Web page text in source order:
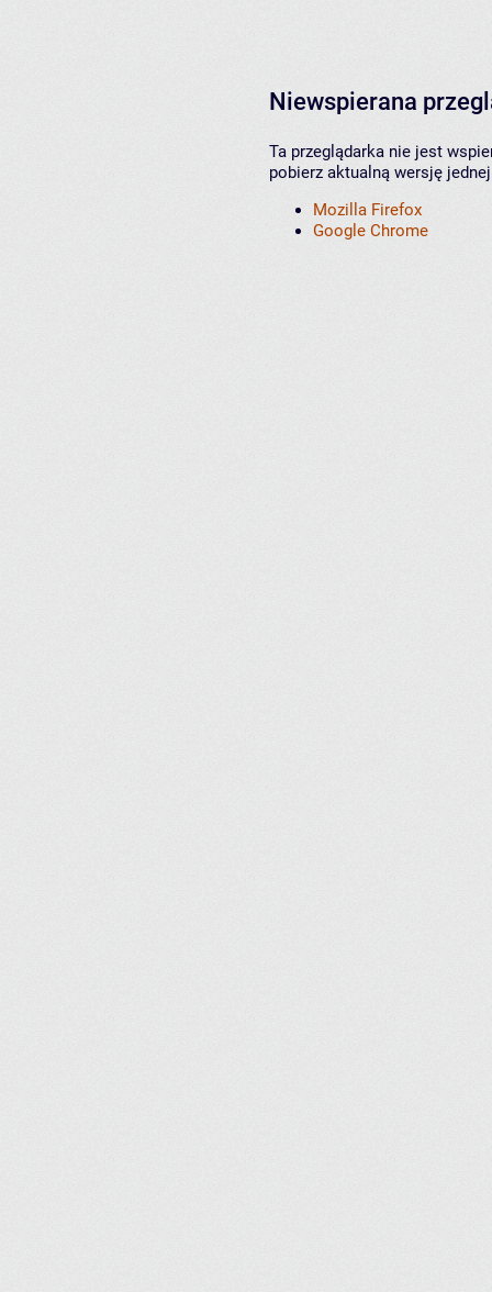
Niewspierana
Ta przeglądarka nie jest
pobierz aktualną wersję
Mozilla Firefox
Google Chrome